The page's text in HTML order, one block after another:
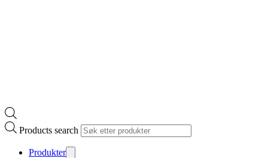
Products search
Produkter